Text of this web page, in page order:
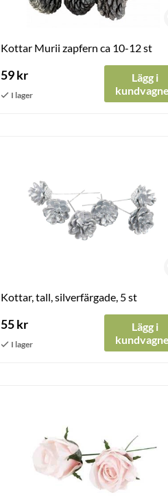
Kottar Murii zapfern ca 10-12 st
59 kr
Lägg i
Kottar, tall, silverfärgade, 5 st
55 kr
Lägg i